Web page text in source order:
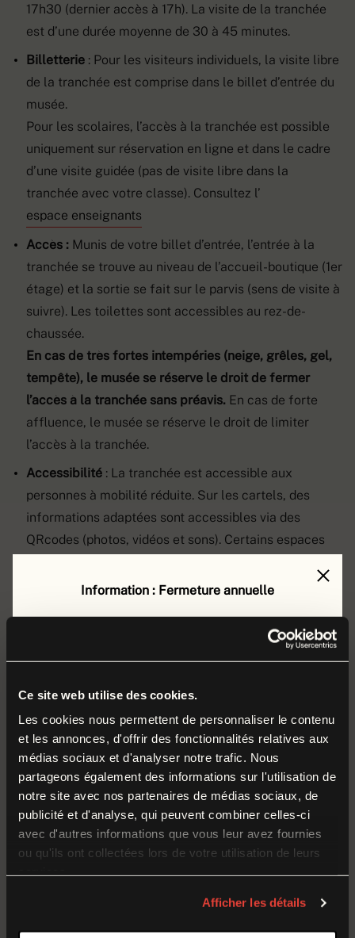
Ce site web utilise des cookies.
Les cookies nous permettent de personnaliser le contenu
et les annonces, d'offrir des fonctionnalités relatives aux
médias sociaux et d'analyser notre trafic. Nous
partageons également des informations sur l'utilisation de
notre site avec nos partenaires de médias sociaux, de
publicité et d'analyse, qui peuvent combiner celles-ci
avec d'autres informations que vous leur avez fournies
ou qu'ils ont collectées lors de votre utilisation de leurs
services.
Afficher les détails
Information : Fermeture annuelle
Le musée de la Grande Guerre est fermé au public
lundi 17 août au vendredi 4 septembre 2026
Durant cette période, nos équipes préparent la
rentrée et poursuivent leurs missions autour des
collections et du musée.
Nous vous donnons rendez-vous dès lesamedi 5
septembrepour la réouverture à l’occasion du
Week-end de Reconstitution historique 1914-1918
Temporary Closure
17h30 (dernier accès à 17h). La visite de la tranchée
est d’une durée moyenne de 30 à 45 minutes.
Billetterie : Pour les visiteurs individuels, la visite libre
de la tranchée est comprise dans le billet d’entrée du
musée.
Pour les scolaires, l’accès à la tranchée est possible
uniquement sur réservation en ligne et dans le cadre
d’une visite guidée (pas de visite libre dans la
tranchée avec votre classe). Consultez l’
espace enseignants
Accès : Munis de votre billet d’entrée, l’entrée à la
tranchée se trouve au niveau de l’accueil-boutique (1er
étage) et la sortie se fait sur le parvis (sens de visite à
suivre). Les toilettes sont accessibles au rez-de-
chaussée.
En cas de très fortes intempéries (neige, grêles, gel,
tempête), le musée se réserve le droit de fermer
l’accès à la tranchée sans préavis. En cas de forte
affluence, le musée se réserve le droit de limiter
l’accès à la tranchée.
Accessibilité : La tranchée est accessible aux
personnes à mobilité réduite. Sur les cartels, des
informations adaptées sont accessibles via des
QRcodes (photos, vidéos et sons). Certains espaces
Autorisation et interdiction: Les photos sont
dans la tranchée. Par temps de pluie, les parapluies
LES TARIFS